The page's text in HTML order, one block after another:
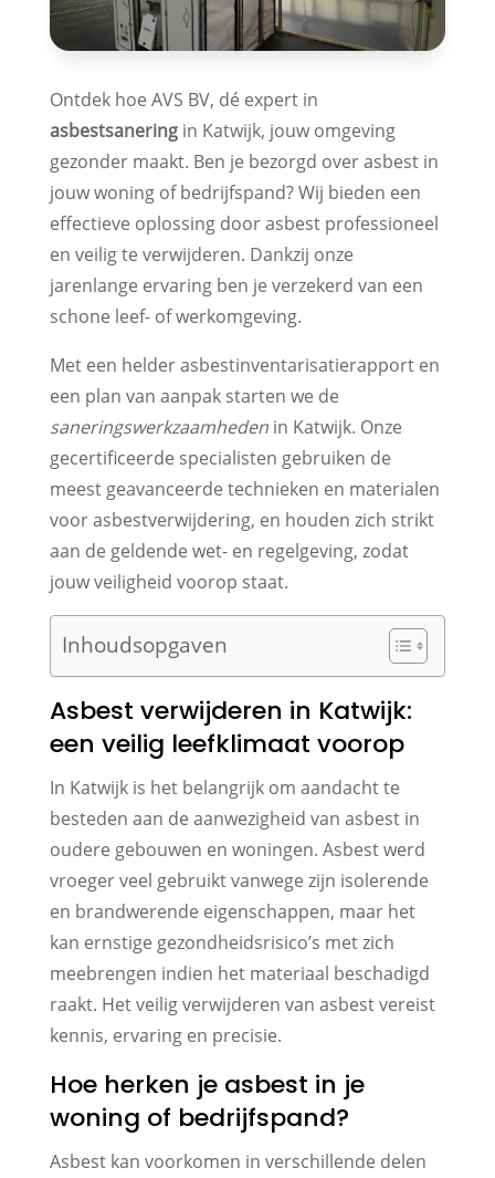
Ontdek hoe AVS BV, dé expert in
asbestsaneringin Katwijk, jouw omgeving
gezonder maakt. Ben je bezorgd over asbest in
jouw woning of bedrijfspand? Wij bieden een
effectieve oplossing door asbest professioneel
en veilig te verwijderen. Dankzij onze
jarenlange ervaring ben je verzekerd van een
schone leef- of werkomgeving.
Met een helder asbestinventarisatierapport en
een plan van aanpak starten we de
saneringswerkzaamhedenin Katwijk. Onze
gecertificeerde specialisten gebruiken de
meest geavanceerde technieken en materialen
voor asbestverwijdering, en houden zich strikt
aan de geldende wet- en regelgeving, zodat
jouw veiligheid voorop staat.
Inhoudsopgaven
Asbest verwijderen in Katwijk:
een veilig leefklimaat voorop
In Katwijk is het belangrijk om aandacht te
besteden aan de aanwezigheid van asbest in
oudere gebouwen en woningen. Asbest werd
vroeger veel gebruikt vanwege zijn isolerende
en brandwerende eigenschappen, maar het
kan ernstige gezondheidsrisico’s met zich
meebrengen indien het materiaal beschadigd
raakt. Het veilig verwijderen van asbest vereist
kennis, ervaring en precisie.
Hoe herken je asbest in je
woning of bedrijfspand?
Asbest kan voorkomen in verschillende delen